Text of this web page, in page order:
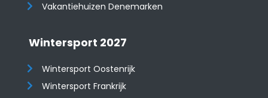
Vakantiehuizen Denemarken
Wintersport 2027
Wintersport Oostenrijk
Wintersport Frankrijk